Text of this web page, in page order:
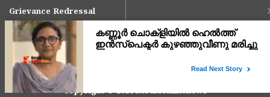
Grievance Redressal
Copyright © 2024 keralaonlinenews